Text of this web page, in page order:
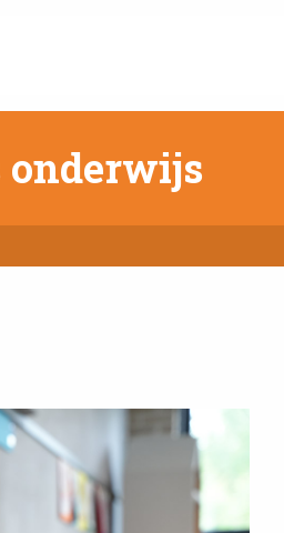
onderwijs